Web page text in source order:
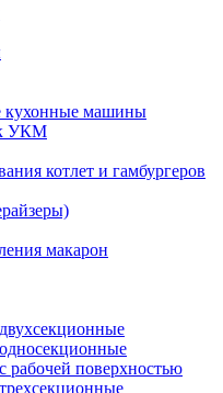
кухонные машины
к УКМ
котлет и гамбургеров
макарон
поверхностью